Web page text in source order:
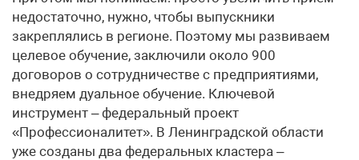
недостаточно, нужно, чтобы выпускники
закреплялись в регионе. Поэтому мы развиваем
целевое обучение, заключили около 900
договоров о сотрудничестве с предприятиями,
внедряем дуальное обучение. Ключевой
инструмент – федеральный проект
«Профессионалитет». В Ленинградской области
уже созданы два федеральных кластера –